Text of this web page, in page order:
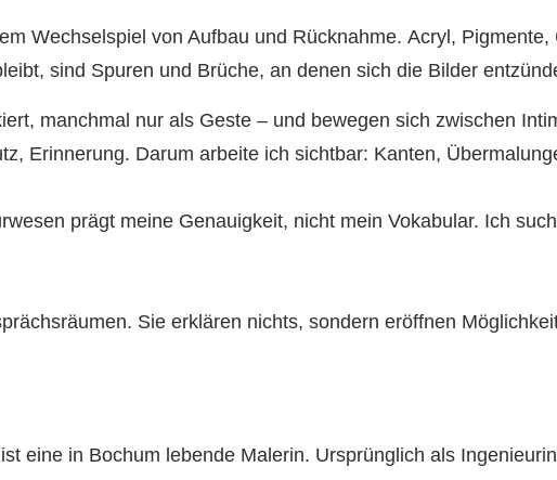
Wechselspiel von Aufbau und Rücknahme. Acryl,
sind Spuren und Brüche, an denen sich die Bilder
manchmal nur als Geste – und bewegen sich zwischen
Erinnerung. Darum arbeite ich sichtbar: Kanten,
prägt meine Genauigkeit, nicht mein Vokabular. Ich
Sie erklären nichts, sondern eröffnen
eine in Bochum lebende Malerin. Ursprünglich als